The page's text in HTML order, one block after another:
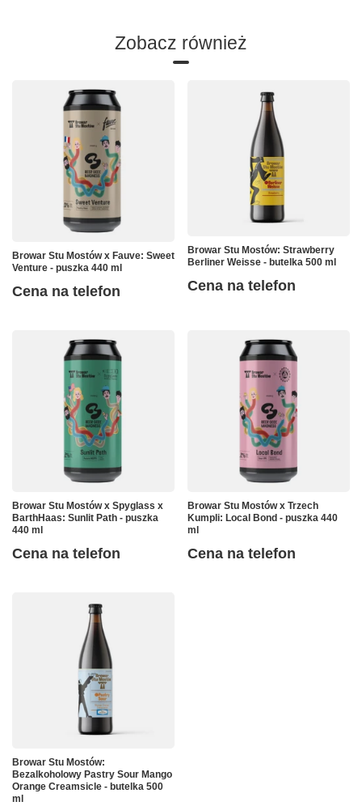
Zobacz również
Browar Stu Mostów x Fauve: Sweet
Venture - puszka 440 ml
Cena na telefon
Browar Stu Mostów: Strawberry
Berliner Weisse - butelka 500 ml
Cena na telefon
Browar Stu Mostów x Spyglass x
BarthHaas: Sunlit Path - puszka
440 ml
Cena na telefon
Browar Stu Mostów x Trzech
Kumpli: Local Bond - puszka 440
ml
Cena na telefon
Browar Stu Mostów:
Bezalkoholowy Pastry Sour Mango
Orange Creamsicle - butelka 500
ml